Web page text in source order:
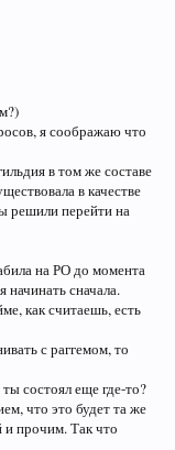
я соображаю что
в том же составе
в качестве
решили перейти на
на РО до момента
начинать сначала.
как считаешь, есть
с раггемом, то
состоял еще где-то?
что это будет та же
и прочим. Так что